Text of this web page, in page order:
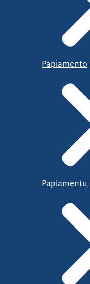
Papiamento
Papiamentu